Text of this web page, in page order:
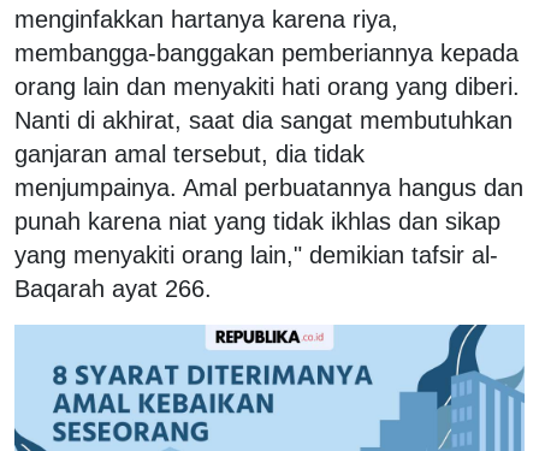
menginfakkan hartanya karena riya,
membangga-banggakan pemberiannya kepada
orang lain dan menyakiti hati orang yang diberi.
Nanti di akhirat, saat dia sangat membutuhkan
ganjaran amal tersebut, dia tidak
menjumpainya. Amal perbuatannya hangus dan
punah karena niat yang tidak ikhlas dan sikap
yang menyakiti orang lain," demikian tafsir al-
Baqarah ayat 266.